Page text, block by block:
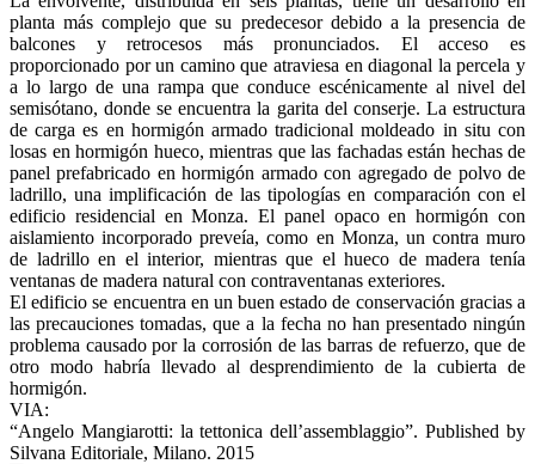
planta más complejo que su predecesor debido a la presencia de
balcones y retrocesos más pronunciados. El acceso es
proporcionado por un camino que atraviesa en diagonal la percela y
a lo largo de una rampa que conduce escénicamente al nivel del
semisótano, donde se encuentra la garita del conserje. La estructura
de carga es en hormigón armado tradicional moldeado in situ con
losas en hormigón hueco, mientras que las fachadas están hechas de
panel prefabricado en hormigón armado con agregado de polvo de
ladrillo, una implificación de las tipologías en comparación con el
edificio residencial en Monza. El panel opaco en hormigón con
aislamiento incorporado preveía, como en Monza, un contra muro
de ladrillo en el interior, mientras que el hueco de madera tenía
ventanas de madera natural con contraventanas exteriores.
El edificio se encuentra en un buen estado de conservación gracias a
las precauciones tomadas, que a la fecha no han presentado ningún
problema causado por la corrosión de las barras de refuerzo, que de
otro modo habría llevado al desprendimiento de la cubierta de
hormigón.
VIA:
“Angelo Mangiarotti: la tettonica dell’assemblaggio”. Published by
Silvana Editoriale, Milano. 2015